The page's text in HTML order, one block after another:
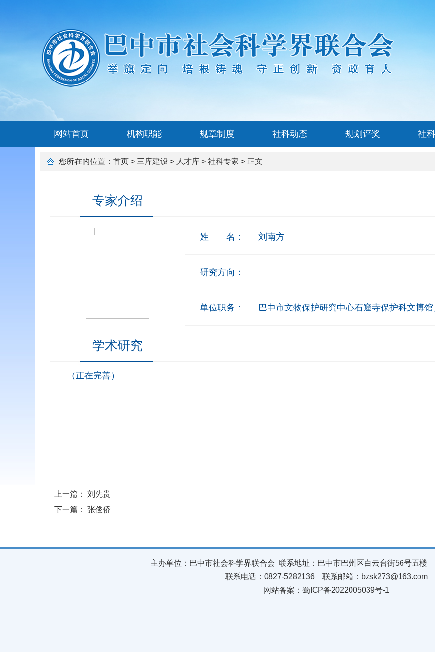
网站首页 机构职能 规章制度 社科动态 规划评奖 社
您所在的位置： 首页 > 三库建设 > 人才库 > 社科专家 > 正文
专家介绍
姓 名： 刘南方
研究方向：
单位职务： 巴中市文物保护研究中心石窟寺保护科文博馆
学术研究
（正在完善）
上一篇： 刘先贵
下一篇： 张俊侨
主办单位：巴中市社会科学界联合会 联系地址：巴中市巴州区白云台街56号五
联系电话：0827-5282136 联系邮箱：bzsk273@163.com
网站备案： 蜀ICP备2022005039号-1